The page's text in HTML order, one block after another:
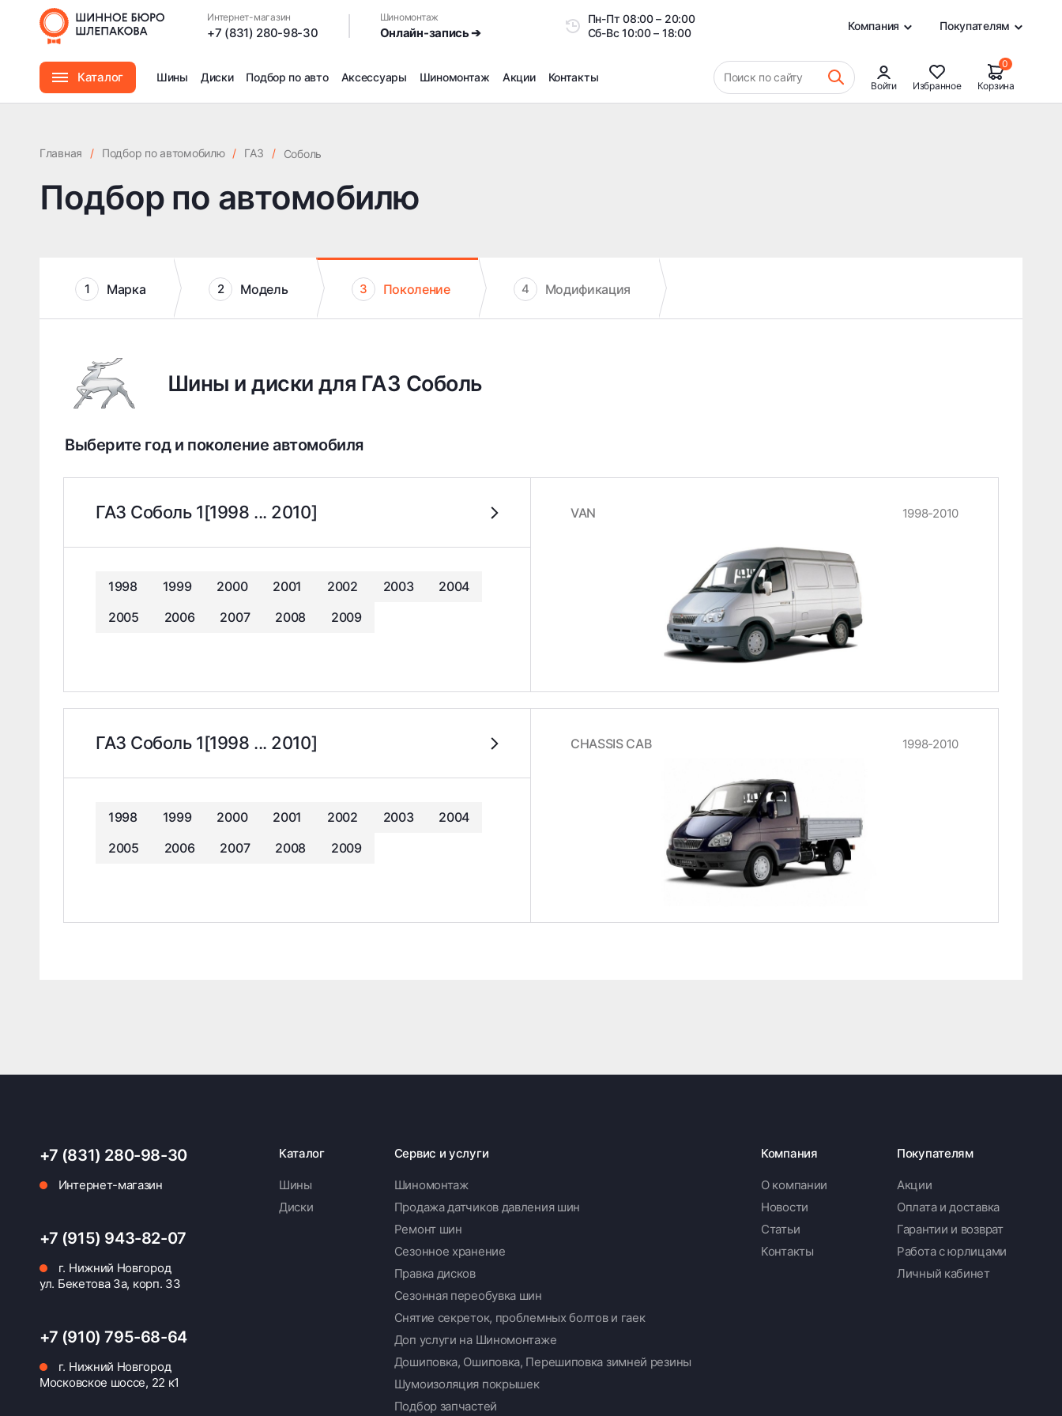
Интернет-магазин
+7 (831) 280-98-30
Шиномонтаж
Онлайн-запись ➔
Пн-Пт08:00 – 20:00
Сб-Вс10:00 – 18:00
Компания Покупателям
Каталог
Автомасла
Шины Диски Подбор по авто Аксессуары Шиномонтаж
Сезонное хранение
Правка дисков
Снятие секреток, проблемных болтов и гаек
Доп услуги на Шиномонтаже
Дошиповка, Ошиповка, Перешиповка зимней резины
Шумоизоляция покрышек
Акции Контакты Поиск по сайту
Войти Избранное
0
Корзина
Главная / Подбор по автомобилю / ГАЗ / Соболь
Подбор по автомобилю
1 Марка 2 Модель 3 Поколение 4 Модификация
Шины и диски для ГАЗ Соболь
Выберите год и поколение автомобиля
ГАЗ Соболь 1[1998 ... 2010]
1998 1999 2000 2001 2002 2003
2004
2005
2006 2007 2008 2009
VAN 1998-2010
ГАЗ Соболь 1[1998 ... 2010]
1998 1999 2000 2001 2002 2003
2004
2005
2006 2007 2008 2009
CHASSIS CAB 1998-2010
+7 (831) 280-98-30
Интернет-магазин
+7 (915) 943-82-07
г. Нижний Новгород
ул. Бекетова 3а, корп. 33
+7 (910) 795-68-64
г. Нижний Новгород
Московское шоссе, 22 к1
Каталог
Шины
Диски
Сервис и услуги
Шиномонтаж
Продажа датчиков давления шин
Ремонт шин
Сезонное хранение
Правка дисков
Сезонная переобувка шин
Снятие секреток, проблемных болтов и гаек
Доп услуги на Шиномонтаже
Дошиповка, Ошиповка, Перешиповка зимней резины
Шумоизоляция покрышек
Подбор запчастей
Компания
О компании
Новости
Статьи
Контакты
Покупателям
Акции
Оплата и доставка
Гарантии и возврат
Работа с юрлицами
Личный кабинет